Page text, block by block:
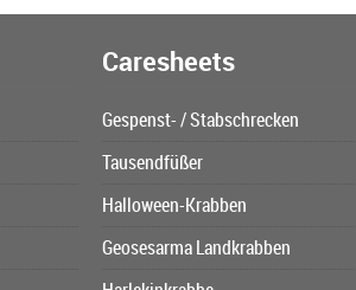
Caresheets
Gespenst- / Stabschrecken
Tausendfüßer
Halloween-Krabben
Geosesarma Landkrabben